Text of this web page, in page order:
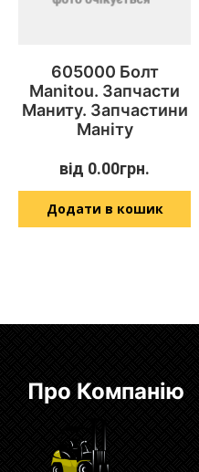
605000 Болт
Manitou. Запчасти
Маниту. Запчастини
Маніту
від 0.00грн.
Додати в кошик
Про Компанію